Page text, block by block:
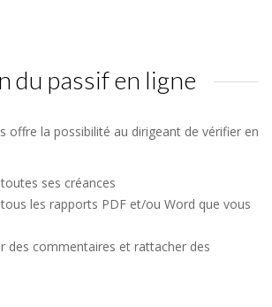
du passif en ligne
offre la possibilité au dirigeant de vérifier en
ses créances
les rapports PDF et/ou Word que vous
des commentaires et rattacher des